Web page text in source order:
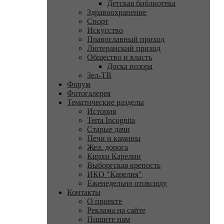
Детская библиотека
Здравоохранение
Спорт
Искусство
Православный приход
Лютеранский приход
Общество и власть
Доска позора
Зел-ТВ
Форум
Фотогалерея
Тематические разделы
История
Terra Incognita
Старые дачи
Печи и камины
Жел. дорога
Кирхи Карелии
Выборгская крепость
ИКО "Карелия"
Еженедельно отовсюду
Контакты
О проекте
Реклама на сайте
Пишите нам